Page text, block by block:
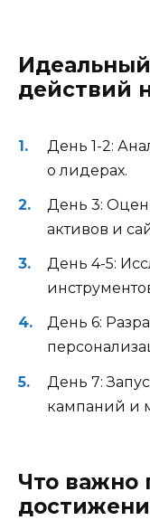
действий
День 1-2:
о лидерах.
День 3:
активов и
День 4-5:
День 6:
День 7:
кампаний и
Что важно